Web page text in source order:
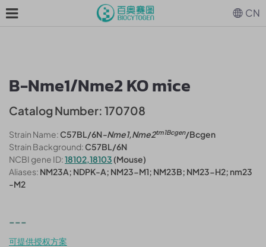
B-Nme1/Nme2 KO mice
Catalog Number: 170708
Strain Name:C57BL/6N-Nme1,Nme2tm1Bcgen/Bcgen
Strain Background:C57BL/6N
NCBI gene ID:18102,18103 (Mouse)
Aliases: NM23A; NDPK-A; NM23-M1; NM23B; NM23-H2; nm23
-M2
---
可提供授权方案
CN